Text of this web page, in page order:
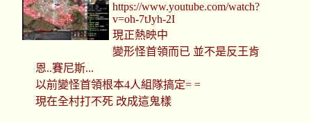
https://www.youtube.com/watch?
v=oh-7tJyh-2I
現正熱映中
變形怪首領而已 並不是反王肯
恩..賽尼斯...
以前變怪首領根本4人組隊搞定= =
現在全村打不死 改成這鬼樣